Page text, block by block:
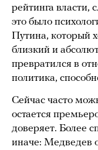
рейтинга
это было
Путина, который
близкий и
превратился в
политика,
Сейчас часто
остается
доверяет. Более
иначе: Медведев